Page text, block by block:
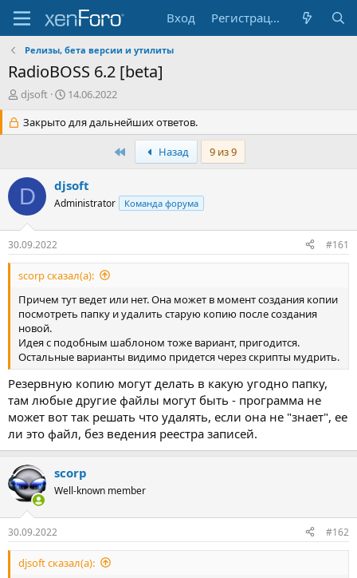
Вход Регистрация
Релизы, бета версии и утилиты
RadioBOSS 6.2 [beta]
А
т
о
е
м
ы
djsoft
Д
т
а
а
л
14.06.2022
Закрыто для дальнейших ответов.
ПервыйНазад 9 из 9
D djsoft
Administrator Команда форума
30.09.2022 #161
scorp сказал(а):
Причем тут ведет или нет. Она может в момент создания копии
посмотреть папку и удалить старую копию после создания
новой.
Идея с подобным шаблоном тоже вариант, пригодится.
Остальные варианты видимо придется через скрипты мудрить.
Резервную копию могут делать в какую угодно папку,
там любые другие файлы могут быть - программа не
может вот так решать что удалять, если она не "знает", ее
ли это файл, без ведения реестра записей.
scorp
Well-known member
30.09.2022 #162
djsoft сказал(а):